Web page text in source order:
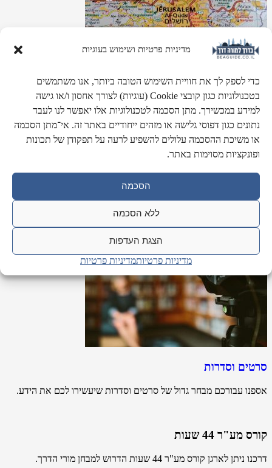
מדיניות פרטיות ושימוש בעוגיות
כדי לספק לך את חוויית השימוש הטובה ביותר, אנו משתמשים
בטכנולוגיות כגון קובצי Cookie (עוגיות) לצורך אחסון ו/או גישה
למידע במכשירך. מתן הסכמה לטכנולוגיות אלו יאפשר לנו לעבד
נתונים כגון דפוסי גלישה או מזהים ייחודיים באתר זה. אי־מתן הסכמה
או משיכת ההסכמה עלולים להשפיע לרעה על תפקודן של תכונות
ופונקציות מסוימות באתר.
הסכמה
ללא הסכמה
הצגת העדפות
מדיניות פרטיותמדיניות פרטיות
אזורים גיאוגרפים
מערכת הכולל מאפיינים של כל אזור גאוגרפי בארץ ישראל.
סרטים וסדרות
אספנו עבורכם מבחר גדול של סרטים וסדרות שיעשירו לכם את הידע.
קורס מע"ר 44 שעות
דרכנו ניתן לארגן קורס מע"ר 44 שעות הדרוש למבחן מורי הדרך.